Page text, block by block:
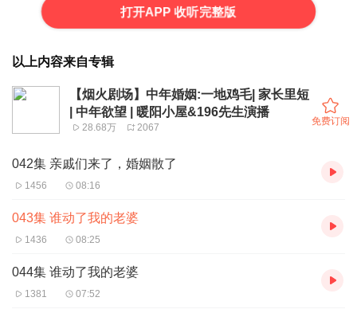
打开APP 收听完整版
以上内容来自专辑
【烟火剧场】中年婚姻:一地鸡毛| 家长里短
| 中年欲望 | 暖阳小屋&196先生演播
28.68万 2067
免费订阅
042集 亲戚们来了，婚姻散了
1456 08:16
043集 谁动了我的老婆
1436 08:25
044集 谁动了我的老婆
1381 07:52